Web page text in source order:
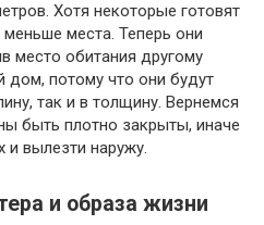
Хотя некоторые готовят
места. Теперь они
место обитания другому
потому что они будут
так и в толщину. Вернемся
быть плотно закрыты, иначе
и вылезти наружу.
и образа жизни